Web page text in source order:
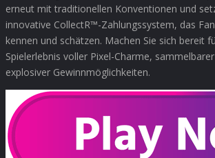
erneut mit traditionellen Konventionen und
innovative CollectR™-Zahlungssystem, das
kennen und schätzen. Machen Sie sich bereit
Spielerlebnis voller Pixel-Charme,
explosiver Gewinnmöglichkeiten.